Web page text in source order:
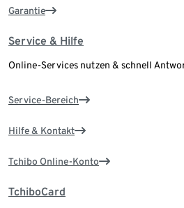
Garantie
Service & Hilfe
Online-Services nutzen & schnell
Service-Bereich
Hilfe & Kontakt
Tchibo Online-Konto
TchiboCard